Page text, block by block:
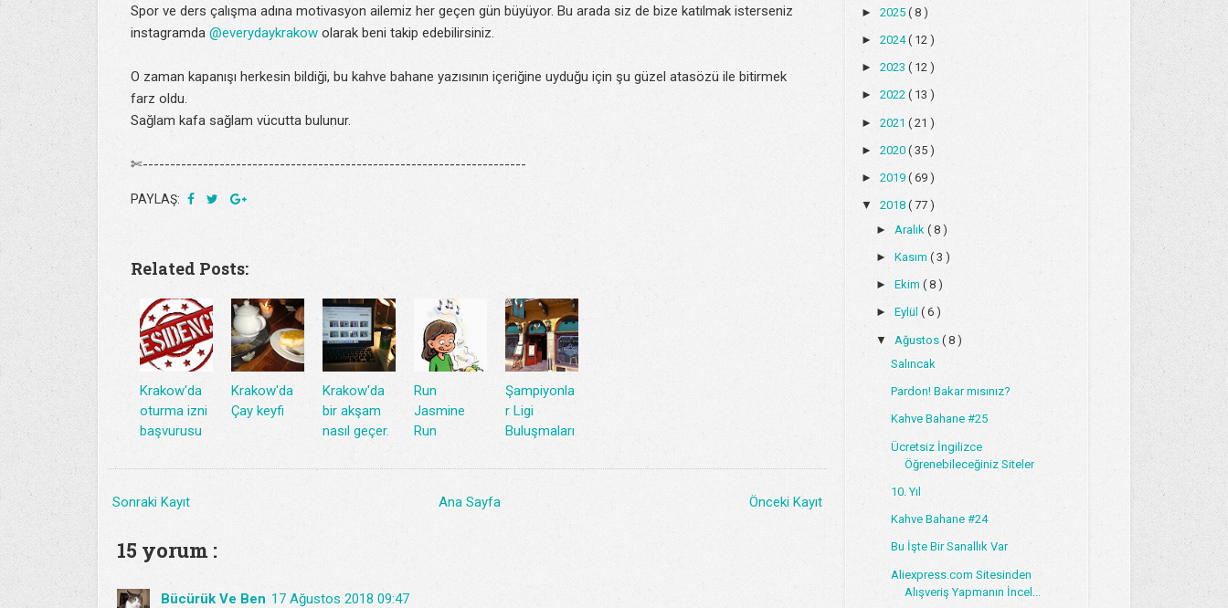
Spor ve ders çalışma adına motivasyon ailemiz her geçen gün büyüyor. Bu arada siz de bize katılmak isterseniz
instagramda @everydaykrakow olarak beni takip edebilirsiniz.
O zaman kapanışı herkesin bildiği, bu kahve bahane yazısının içeriğine uyduğu için şu güzel atasözü ile bitirmek
farz oldu.
Sağlam kafa sağlam vücutta bulunur.
✄----------------------------------------------------------------------
PAYLAŞ:
Related Posts:
Krakow'da
oturma izni
başvurusu
Krakow'da
Çay keyfi
Krakow'da
bir akşam
nasıl geçer.
Run
Jasmine
Run
Şampiyonla
r Ligi
Buluşmaları
Sonraki Kayıt Önceki Kayıt
Ana Sayfa
15 yorum :
Bücürük Ve Ben 17 Ağustos 2018 09:47
►2025( 8 )
►2024( 12 )
►2023( 12 )
►2022( 13 )
►2021( 21 )
►2020( 35 )
►2019( 69 )
▼2018( 77 )
► Aralık ( 8 )
► Kasım ( 3 )
► Ekim ( 8 )
► Eylül ( 6 )
▼ Ağustos ( 8 )
Salıncak
Pardon! Bakar mısınız?
Kahve Bahane #25
Ücretsiz İngilizce
Öğrenebileceğiniz Siteler
10. Yıl
Kahve Bahane #24
Bu İşte Bir Sanallık Var
Aliexpress.com Sitesinden
Alışveriş Yapmanın İncel...